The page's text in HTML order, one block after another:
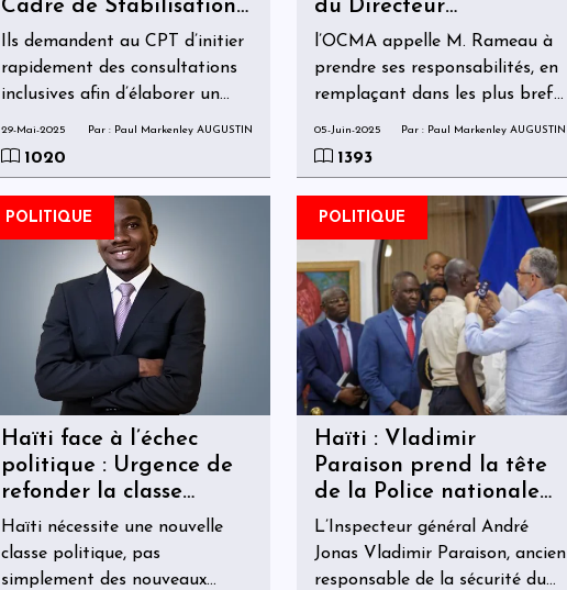
Cadre de Stabilisation
Pré-électorale au CPT
Ils demandent au CPT d’initier
rapidement des consultations
inclusives afin d’élaborer un
calendrier politique cohérent,
qui permettrait d’aboutir à
l’élection d’un nouveau
gouvernement
démocratiquement légitime.
29-Mai-2025 Par : Paul Markenley AUGUSTIN
1020
du Directeur
Départemental de la
Police face à l’insécurité
galopante
l’OCMA appelle M. Rameau à
prendre ses responsabilités, en
remplaçant dans les plus brefs
Départemental de la PNH par
un responsable compétent,
doté d’une vision stratégique
et d’une capacité de
coordination efficace avec les
autres institutions de l’État et
les communautés locales.
05-Juin-2025 Par : Paul Markenley AUGUSTIN
1393
POLITIQUE
Haïti face à l’échec
politique : Urgence de
refonder la classe
politique
Haïti nécessite une nouvelle
classe politique, pas
simplement des nouveaux
POLITIQUE
Haïti : Vladimir
Paraison prend la tête
de la Police nationale
dans un climat
d’insécurité
préoccupant
L’Inspecteur général André
Jonas Vladimir Paraison, ancien
responsable de la sécurité du